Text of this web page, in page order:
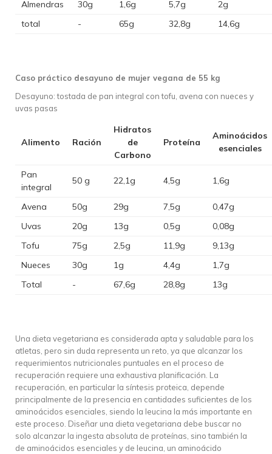
Almendras 30g 1,6g 5,7g
2g
total
- 65g 32,8g 14,6g
Caso práctico desayuno de mujer vegana de 55 kg
Desayuno: tostada de pan integral con tofu, avena con nueces y
uvas pasas
Alimento Ración
Hidratos
de
Carbono
Proteína
Aminoácidos
esenciales
Pan
integral
50 g 22,1g 4,5g 1,6g
Avena 50g 29g 7,5g
0,47g
Uvas
20g 13g 0,5g
0,08g
Tofu
75g 2,5g 11,9g
9,13g
Nueces
30g 1g 4,4g
1,7g
Total
- 67,6g 28,8g 13g
Una dieta vegetariana es considerada apta y saludable para los
atletas, pero sin duda representa un reto, ya que alcanzar los
requerimientos nutricionales puntuales en el proceso de
recuperación requiere una exhaustiva planificación. La
recuperación, en particular la síntesis proteica, depende
principalmente de la presencia en cantidades suficientes de los
aminoácidos esenciales, siendo la leucina la más importante en
este proceso. Diseñar una dieta vegetariana debe buscar no
solo alcanzar la ingesta absoluta de proteínas, sino también la
de aminoácidos esenciales y de leucina, un aminoácido